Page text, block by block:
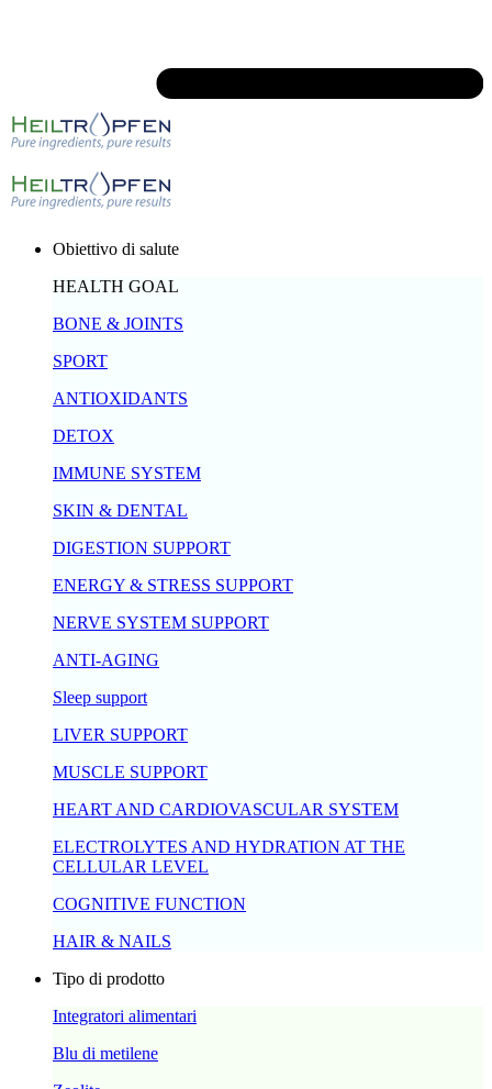
Obiettivo di salute
HEALTH GOAL
BONE & JOINTS
SPORT
ANTIOXIDANTS
DETOX
IMMUNE SYSTEM
SKIN & DENTAL
DIGESTION SUPPORT
ENERGY & STRESS SUPPORT
NERVE SYSTEM SUPPORT
ANTI-AGING
Sleep support
LIVER SUPPORT
MUSCLE SUPPORT
HEART AND CARDIOVASCULAR SYSTEM
ELECTROLYTES AND HYDRATION AT THE
CELLULAR LEVEL
COGNITIVE FUNCTION
HAIR & NAILS
Tipo di prodotto
Integratori alimentari
Blu di metilene